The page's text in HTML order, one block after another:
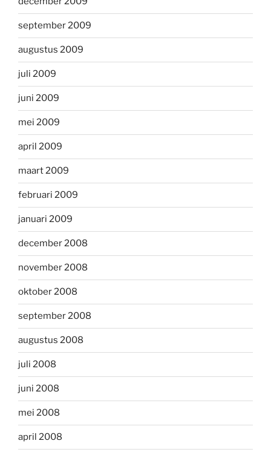
september 2009
augustus 2009
juli 2009
juni 2009
mei 2009
april 2009
maart 2009
februari 2009
januari 2009
december 2008
november 2008
oktober 2008
september 2008
augustus 2008
juli 2008
juni 2008
mei 2008
april 2008